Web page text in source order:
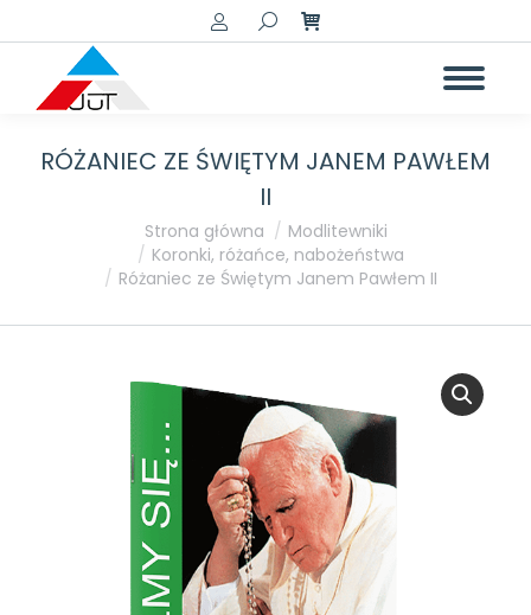
Szukaj:
RÓŻANIEC ZE ŚWIĘTYM JANEM PAWŁEM
II
Strona główna
Modlitewniki
Koronki, różańce, nabożeństwa
Różaniec ze Świętym Janem Pawłem II